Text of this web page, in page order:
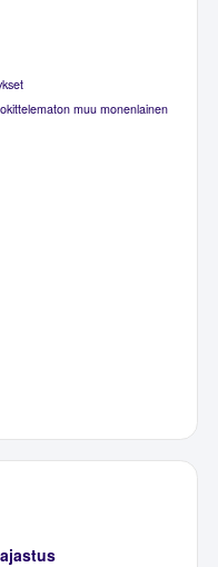
muu monenlainen